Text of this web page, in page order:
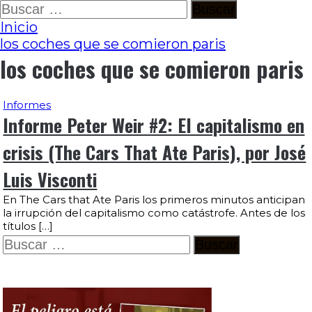
Ir
al
contenido
Buscar:
Inicio
los coches que se comieron paris
los coches que se comieron paris
Informes
Informe Peter Weir #2: El capitalismo en
crisis (The Cars That Ate Paris), por José
Luis Visconti
En The Cars that Ate Paris los primeros minutos anticipan
la irrupción del capitalismo como catástrofe. Antes de los
títulos […]
Buscar: